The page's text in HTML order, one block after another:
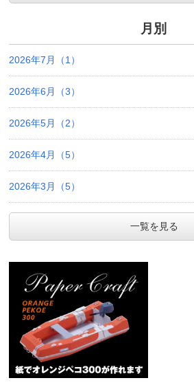
月別
2026年7月（1）
2026年6月（3）
2026年5月（2）
2026年4月（5）
2026年3月（5）
一覧を見る